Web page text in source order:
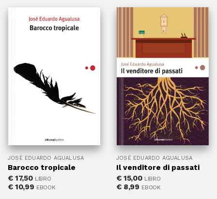
JOSÉ EDUARDO AGUALUSA
Barocco tropicale
€17,50 LIBRO
€10,99 EBOOK
JOSÉ EDUARDO AGUALUSA
Il venditore di passati
€15,00 LIBRO
€8,99 EBOOK